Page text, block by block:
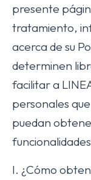
presente
tratamiento,
acerca de su
determinen
facilitar a
personales
puedan
I. ¿Cómo